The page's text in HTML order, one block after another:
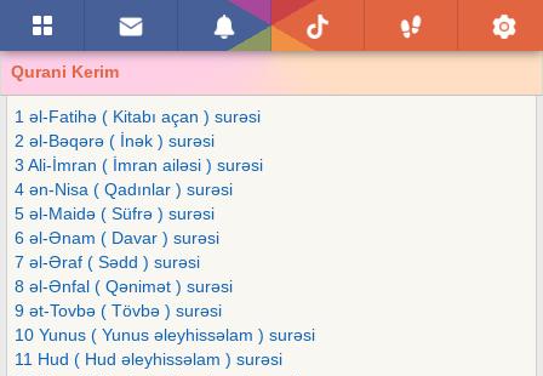
Qurani Kerim
1 əl-Fatihə ( Kitabı açan ) surəsi
2 əl-Bəqərə ( İnək ) surəsi
3 Ali-İmran ( İmran ailəsi ) surəsi
4 ən-Nisa ( Qadınlar ) surəsi
5 əl-Maidə ( Süfrə ) surəsi
6 əl-Ənam ( Davar ) surəsi
7 əl-Əraf ( Sədd ) surəsi
8 əl-Ənfal ( Qənimət ) surəsi
9 ət-Tovbə ( Tövbə ) surəsi
10 Yunus ( Yunus əleyhissəlam ) surəsi
11 Hud ( Hud əleyhissəlam ) surəsi